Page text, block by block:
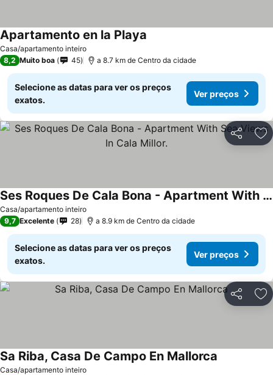
Casa/apartamento inteiro
Apartamento en la Playa
8,2 Muito boa 45 a 8.7 km de Centro da cidade
Selecione as datas para ver os preços
exatos.
Ver preços
Partilhar
Casa/apartamento inteiro
Ses Roques De Cala Bona - Apartment With Sea Views In Cala Millor.
9,7 Excelente 28 a 8.9 km de Centro da cidade
Selecione as datas para ver os preços
exatos.
Ver preços
Partilhar
Casa/apartamento inteiro
Sa Riba, Casa De Campo En Mallorca